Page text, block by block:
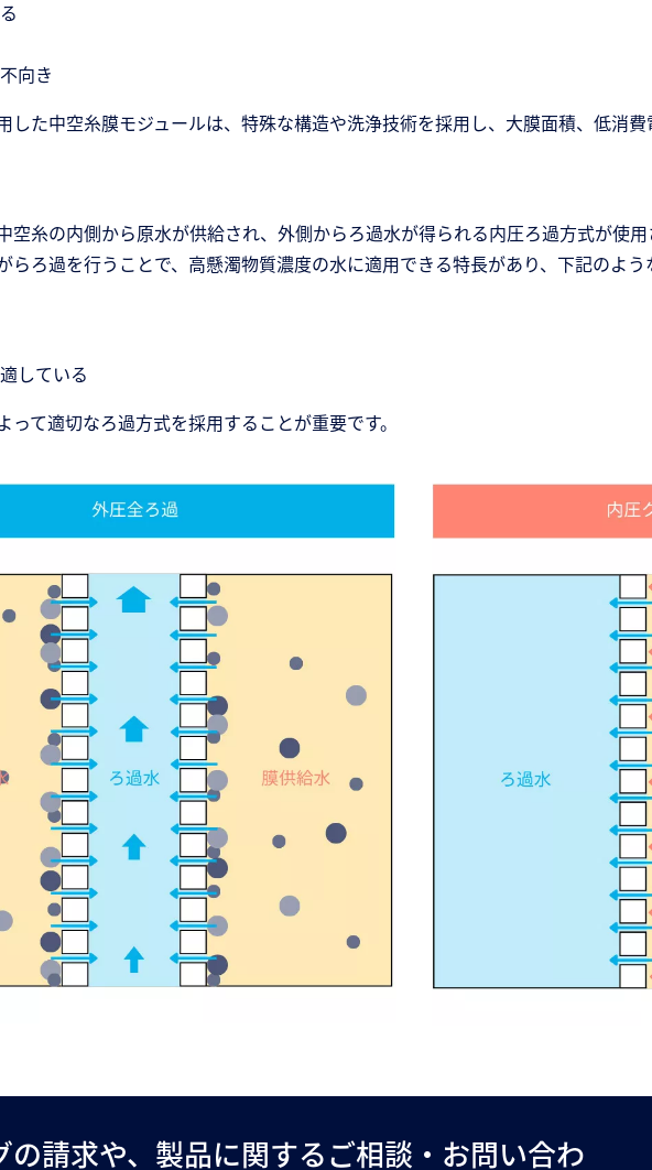
向き
した中空糸膜モジュールは、特殊な構造や洗浄技術を採用し、大膜面積、低消
空糸の内側から原水が供給され、外側からろ過水が得られる内圧ろ過方式が使
らろ過を行うことで、高懸濁物質濃度の水に適用できる特長があり、下記のよ
している
て適切なろ過方式を採用することが重要です。
の請求や、製品に関するご相談・お問い合わ